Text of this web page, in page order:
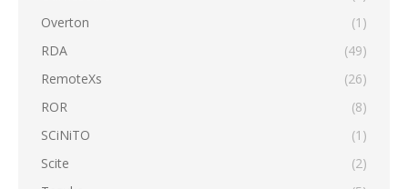
Overton
(1)
RDA
(49)
RemoteXs
(26)
ROR
(8)
SCiNiTO
(1)
Scite
(2)